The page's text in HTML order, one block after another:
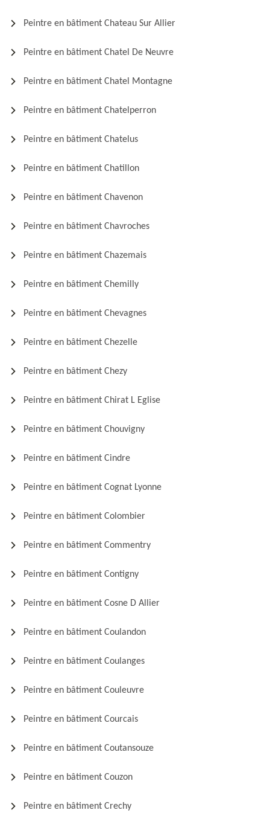
Peintre en bâtiment Chateau Sur Allier
Peintre en bâtiment Chatel De Neuvre
Peintre en bâtiment Chatel Montagne
Peintre en bâtiment Chatelperron
Peintre en bâtiment Chatelus
Peintre en bâtiment Chatillon
Peintre en bâtiment Chavenon
Peintre en bâtiment Chavroches
Peintre en bâtiment Chazemais
Peintre en bâtiment Chemilly
Peintre en bâtiment Chevagnes
Peintre en bâtiment Chezelle
Peintre en bâtiment Chezy
Peintre en bâtiment Chirat L Eglise
Peintre en bâtiment Chouvigny
Peintre en bâtiment Cindre
Peintre en bâtiment Cognat Lyonne
Peintre en bâtiment Colombier
Peintre en bâtiment Commentry
Peintre en bâtiment Contigny
Peintre en bâtiment Cosne D Allier
Peintre en bâtiment Coulandon
Peintre en bâtiment Coulanges
Peintre en bâtiment Couleuvre
Peintre en bâtiment Courcais
Peintre en bâtiment Coutansouze
Peintre en bâtiment Couzon
Peintre en bâtiment Crechy